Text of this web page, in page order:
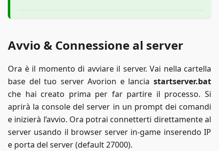
Avvio & Connessione al server
Ora è il momento di avviare il server. Vai nella cartella
base del tuo server Avorion e lancia startserver.bat
che hai creato prima per far partire il processo. Si
aprirà la console del server in un prompt dei comandi
e inizierà l’avvio. Ora potrai connetterti direttamente al
server usando il browser server in-game inserendo IP
e porta del server (default 27000).